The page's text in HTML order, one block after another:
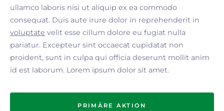
ullamco laboris nisi ut aliquip ex ea commodo
consequat. Duis aute irure dolor in reprehenderit in
voluptate velit esse cillum dolore eu fugiat nulla
pariatur. Excepteur sint occaecat cupidatat non
proident, sunt in culpa qui officia deserunt mollit anim
id est laborum. Lorem ipsum dolor sit amet.
PRIMÄRE AKTION